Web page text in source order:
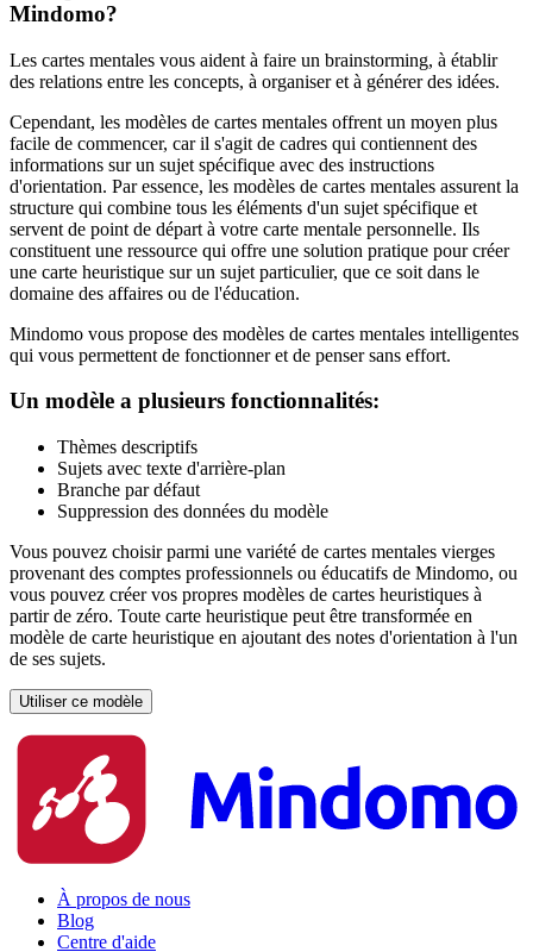
Mindomo?
Les cartes mentales vous aident à faire un brainstorming, à établir
des relations entre les concepts, à organiser et à générer des idées.
Cependant, les modèles de cartes mentales offrent un moyen plus
facile de commencer, car il s'agit de cadres qui contiennent des
informations sur un sujet spécifique avec des instructions
d'orientation. Par essence, les modèles de cartes mentales assurent la
structure qui combine tous les éléments d'un sujet spécifique et
servent de point de départ à votre carte mentale personnelle. Ils
constituent une ressource qui offre une solution pratique pour créer
une carte heuristique sur un sujet particulier, que ce soit dans le
domaine des affaires ou de l'éducation.
Mindomo vous propose des modèles de cartes mentales intelligentes
qui vous permettent de fonctionner et de penser sans effort.
Un modèle a plusieurs fonctionnalités:
Thèmes descriptifs
Sujets avec texte d'arrière-plan
Branche par défaut
Suppression des données du modèle
Vous pouvez choisir parmi une variété de cartes mentales vierges
provenant des comptes professionnels ou éducatifs de Mindomo, ou
vous pouvez créer vos propres modèles de cartes heuristiques à
partir de zéro. Toute carte heuristique peut être transformée en
modèle de carte heuristique en ajoutant des notes d'orientation à l'un
de ses sujets.
Utiliser ce modèle
À propos de nous
Blog
Centre d'aide